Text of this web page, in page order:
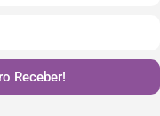
Receber!